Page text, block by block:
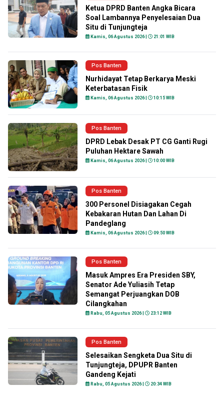
Ketua DPRD Banten Angka Bicara
Soal Lambannya Penyelesaian Dua
Situ di Tunjungteja
Kamis, 06 Agustus 2026 | 21:01 WIB
Pos Banten
Nurhidayat Tetap Berkarya Meski
Keterbatasan Fisik
Kamis, 06 Agustus 2026 | 10:15 WIB
Pos Banten
DPRD Lebak Desak PT CG Ganti Rugi
Puluhan Hektare Sawah
Kamis, 06 Agustus 2026 | 10:00 WIB
Pos Banten
300 Personel Disiagakan Cegah
Kebakaran Hutan Dan Lahan Di
Pandeglang
Kamis, 06 Agustus 2026 | 09:50 WIB
Pos Banten
Masuk Ampres Era Presiden SBY,
Senator Ade Yuliasih Tetap
Semangat Perjuangkan DOB
Cilangkahan
Rabu, 05 Agustus 2026 | 23:12 WIB
Pos Banten
Selesaikan Sengketa Dua Situ di
Tunjungteja, DPUPR Banten
Gandeng Kejati
Rabu, 05 Agustus 2026 | 20:34 WIB